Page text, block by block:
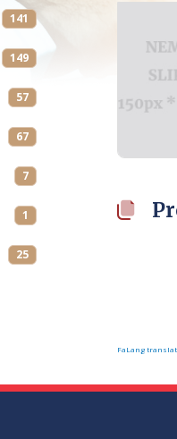
141
149
57
67
7
1
25
FaLang